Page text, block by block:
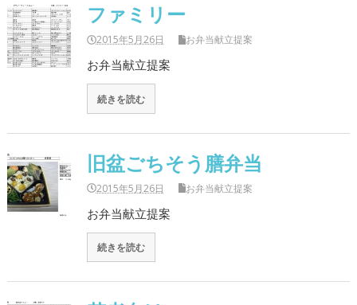
ファミリー
2015年5月26日 お弁当献立提案
お弁当献立提案
続きを読む
旧盆ごちそう膳弁当
2015年5月26日 お弁当献立提案
お弁当献立提案
続きを読む